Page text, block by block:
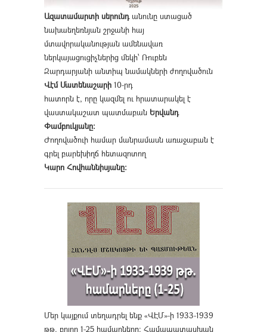
Ազատամարտի սերունդանունը ստացած
նախաեղեռնյան շրջանի հայ
մտավորականության ամենավառ
ներկայացուցիչներից մեկի՝ Ռուբեն
Զարդարյանի անտիպ նամակների ժողովածուն
Վէմ Մատենաշարի 10-րդ
հատորն է, որը կազմել ու հրատարակել է
վաստակաշատ պատմաբան Երվանդ
Փամբուկյանը։
Ժողովածուի համար մանրամասն առաջաբան է
գրել բարեխիղճ հետազոտող
Կարո Հովհաննիսյանը։
Մեր կայքում տեղադրել ենք «ՎԷՄ»-ի 1933-1939
թթ. բոլոր 1-25 համարները։ Համապատասխան